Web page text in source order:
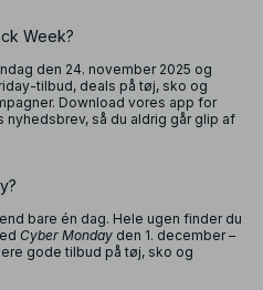
Week?
den 24. november 2025 og
tilbud, deals på tøj, sko og
Download vores app for
så du aldrig går glip af
bare én dag. Hele ugen finder du
Cyber Monday den 1. december –
gode tilbud på tøj, sko og